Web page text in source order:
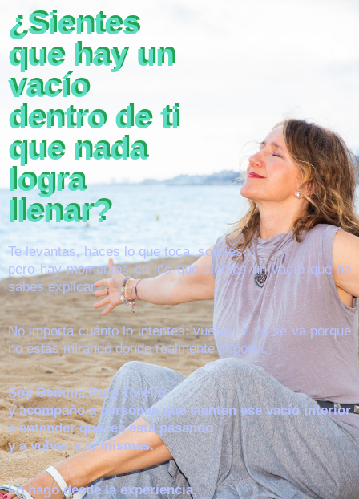
¿Sientes
que hay un
vacío
dentro de ti
que nada
logra
llenar?
Te levantas, haces lo que toca, sonríes…
pero hay momentos en los que sientes un vacío que no
sabes explicar.
No importa cuánto lo intentes: vuelve. Y no se va porque
no estás mirando donde realmente importa.
Soy Gemma Puig Torelló
y acompaño a personas que sienten ese vacío interior
a entender qué les está pasando
y a volver a sí mismas.
Lo hago desde la experiencia,